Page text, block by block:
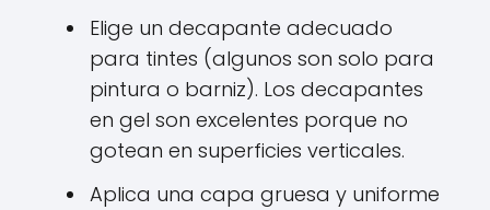
Elige un decapante adecuado
para tintes (algunos son solo para
pintura o barniz). Los decapantes
en gel son excelentes porque no
gotean en superficies verticales.
Aplica una capa gruesa y uniforme